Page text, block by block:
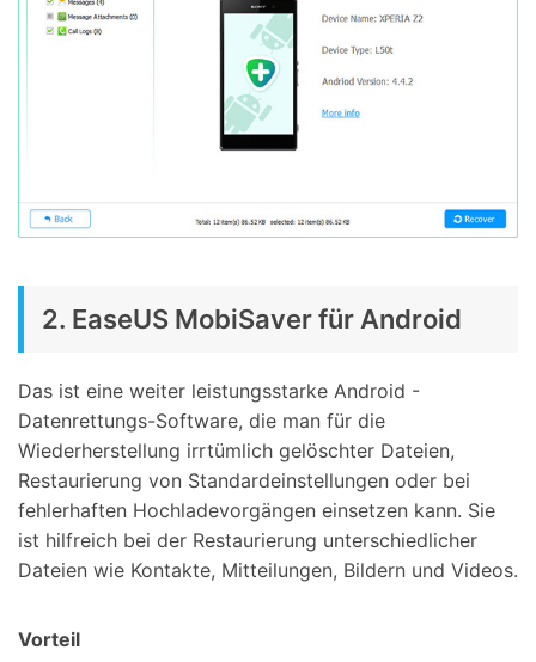
2. EaseUS MobiSaver für Android
Das ist eine weiter leistungsstarke Android -
Datenrettungs-Software, die man für die
Wiederherstellung irrtümlich gelöschter Dateien,
Restaurierung von Standardeinstellungen oder bei
fehlerhaften Hochladevorgängen einsetzen kann. Sie
ist hilfreich bei der Restaurierung unterschiedlicher
Dateien wie Kontakte, Mitteilungen, Bildern und Videos.
Vorteil